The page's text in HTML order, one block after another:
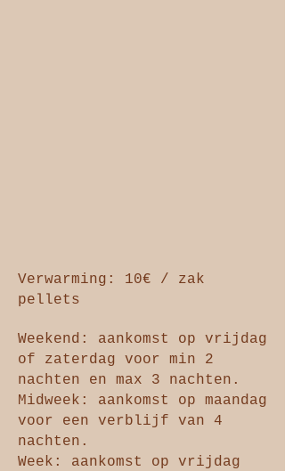
Verwarming: 10€ / zak
pellets
Weekend: aankomst op vrijdag
of zaterdag voor min 2
nachten en max 3 nachten.
Midweek: aankomst op maandag
voor een verblijf van 4
nachten.
Week: aankomst op vrijdag